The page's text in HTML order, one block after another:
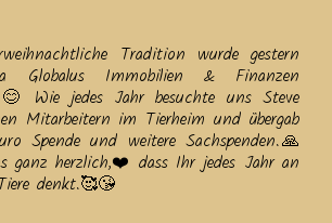
Tradition wurde gestern
Globalus Immobilien & Finanzen
Wie jedes Jahr besuchte uns Steve
Mitarbeitern im Tierheim und übergab
Spende und weitere Sachspenden.🙏
ganz herzlich,❤️ dass Ihr jedes Jahr an
denkt.🥰😘